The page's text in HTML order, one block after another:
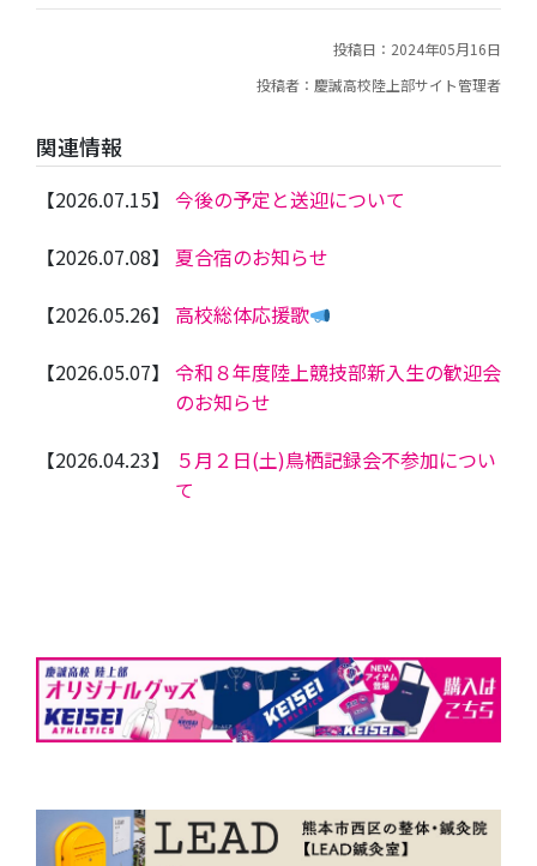
投稿日：2024年05月16日
投稿者：慶誠高校陸上部サイト管理者
関連情報
【2026.07.15】 今後の予定と送迎について
【2026.07.08】
夏合宿のお知らせ
【2026.05.26】 高校総体応援歌
【2026.05.07】 令和８年度陸上競技部新入生の歓迎会
のお知らせ
【2026.04.23】
５月２日(土)鳥栖記録会不参加につい
て